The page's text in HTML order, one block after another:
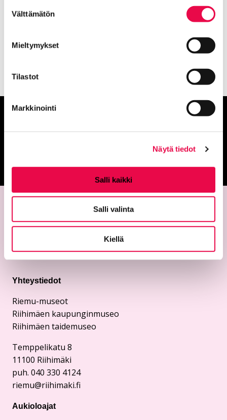
valinta
Välttämätön
Mieltymykset
Tilastot
Markkinointi
Näytä tiedot
Salli kaikki
Salli valinta
Kiellä
Lisää aiheesta: Värien symboliikat
Nykyinen sivu
Punainen
Klikkaa käyttääksesi valikkoa
Palautepalvelu
Siirtyy ulkoiselle
Yhteystiedot
Riemu-museot
Riihimäen kaupunginmuseo
Riihimäen taidemuseo
Temppelikatu 8
11100 Riihimäki
puh. 040 330 4124
riemu@riihimaki.fi
Aukioloajat